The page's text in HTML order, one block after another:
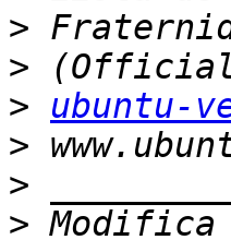
>
>
>
ubuntu-
>
>
>